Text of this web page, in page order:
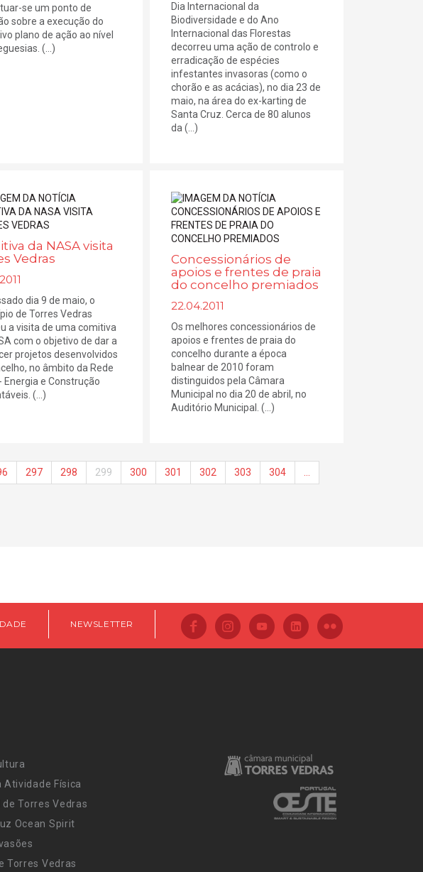
se um ponto de
sobre a execução do
plano de ação ao nível
(...)
Dia Internacional da
Biodiversidade e do Ano
Internacional das Florestas
decorreu uma ação de controlo e
erradicação de espécies
infestantes invasoras (como o
chorão e as acácias), no dia 23 de
maio, na área do ex-karting de
Santa Cruz. Cerca de 80 alunos
da (...)
da NASA visita
Vedras
dia 9 de maio, o
de Torres Vedras
a visita de uma comitiva
com o objetivo de dar a
projetos desenvolvidos
no âmbito da Rede
Energia e Construção
(...)
Concessionários de
apoios e frentes de praia
do concelho premiados
22.04.2011
Os melhores concessionários de
apoios e frentes de praia do
concelho durante a época
balnear de 2010 foram
distinguidos pela Câmara
Municipal no dia 20 de abril, no
Auditório Municipal. (...)
297 298 299 300 301 302 303 304
NEWSLETTER
Atividade Física
de Torres Vedras
Ocean Spirit
Torres Vedras